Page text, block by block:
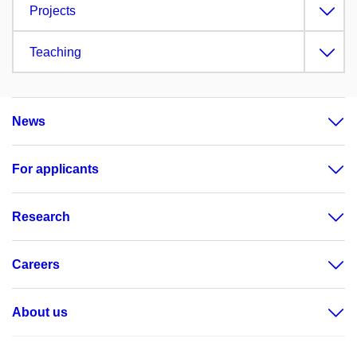
Projects
Teaching
News
For applicants
Research
Careers
About us